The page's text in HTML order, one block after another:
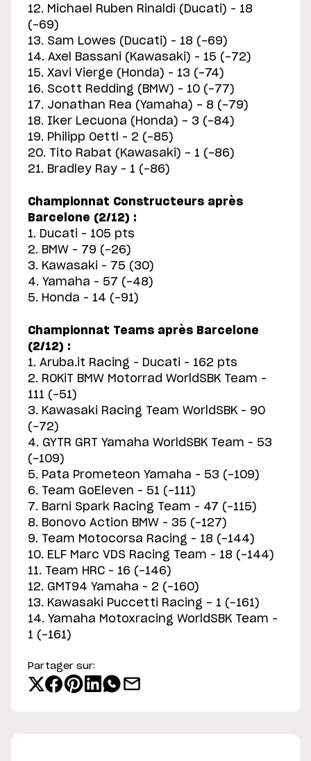
12. Michael Ruben Rinaldi (Ducati) – 18
(-69)
13. Sam Lowes (Ducati) – 18 (-69)
14. Axel Bassani (Kawasaki) – 15 (-72)
15. Xavi Vierge (Honda) – 13 (-74)
16. Scott Redding (BMW) – 10 (-77)
17. Jonathan Rea (Yamaha) - 8 (-79)
18. Iker Lecuona (Honda) - 3 (-84)
19. Philipp Oettl – 2 (-85)
20. Tito Rabat (Kawasaki) - 1 (-86)
21. Bradley Ray – 1 (-86)
Championnat Constructeurs après
Barcelone (2/12) :
1. Ducati – 105 pts
2. BMW – 79 (-26)
3. Kawasaki – 75 (30)
4. Yamaha – 57 (-48)
5. Honda – 14 (-91)
Championnat Teams après Barcelone
(2/12) :
1. Aruba.it Racing – Ducati – 162 pts
2. ROKiT BMW Motorrad WorldSBK Team –
111 (-51)
3. Kawasaki Racing Team WorldSBK – 90
(-72)
4. GYTR GRT Yamaha WorldSBK Team – 53
(-109)
5. Pata Prometeon Yamaha – 53 (-109)
6. Team GoEleven – 51 (-111)
7. Barni Spark Racing Team – 47 (-115)
8. Bonovo Action BMW – 35 (-127)
9. Team Motocorsa Racing – 18 (-144)
10. ELF Marc VDS Racing Team – 18 (-144)
11. Team HRC – 16 (-146)
12. GMT94 Yamaha – 2 (-160)
13. Kawasaki Puccetti Racing - 1 (-161)
14. Yamaha Motoxracing WorldSBK Team –
1 (-161)
Partager sur: